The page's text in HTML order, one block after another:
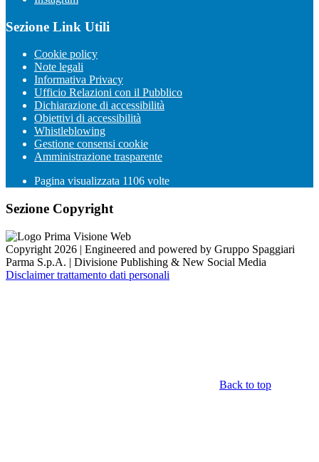
Sezione Link Utili
Cookie policy
Note legali
Informativa Privacy
Ufficio Relazioni con il Pubblico
Dichiarazione di accessibilità
Obiettivi di accessibilità
Whistleblowing
Gestione consensi cookie
Amministrazione trasparente
Pagina visualizzata 1106 volte
Sezione Copyright
Copyright 2026 | Engineered and powered by Gruppo Spaggiari
Parma S.p.A. | Divisione Publishing & New Social Media
Disclaimer trattamento dati personali
Back to top